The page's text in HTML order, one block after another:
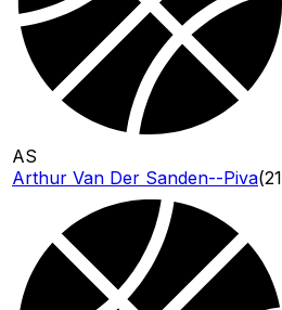
AS
Arthur Van Der Sanden--Piva(21